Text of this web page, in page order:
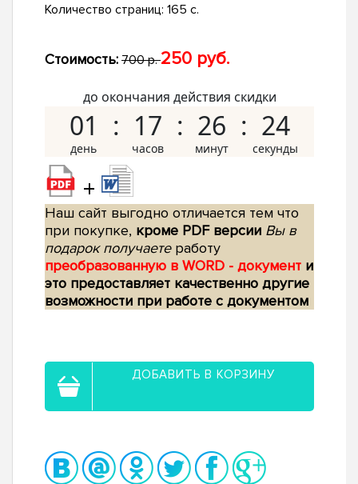
Количество страниц: 165 с.
Стоимость: 700 р.250 руб.
до окончания действия скидки
01 17 26 23
+
Наш сайт выгодно отличается тем что
при покупке, кроме PDF версии Вы в
подарок получаетеработу
преобразованную в WORD - документ и
это предоставляет качественно другие
возможности при работе с документом
ДОБАВИТЬ В КОРЗИНУ